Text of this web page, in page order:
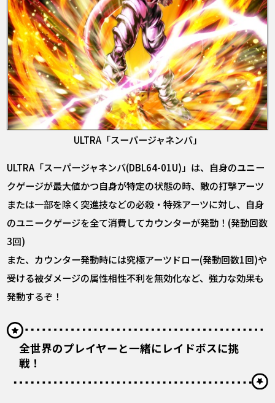
ULTRA「スーパージャネンバ」
ULTRA「スーパージャネンバ(DBL64-01U)」は、自身のユニー
クゲージが最大値かつ自身が特定の状態の時、敵の打撃アーツ
または一部を除く突進技などの必殺・特殊アーツに対し、自身
のユニークゲージを全て消費してカウンターが発動！(発動回数
3回)
また、カウンター発動時には究極アーツドロー(発動回数1回)や
受ける被ダメージの属性相性不利を無効化など、強力な効果も
発動するぞ！
全世界のプレイヤーと一緒にレイドボスに挑
戦！